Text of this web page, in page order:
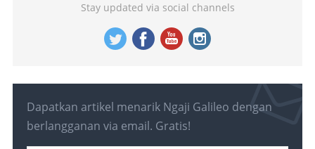
Stay updated via social channels
Dapatkan artikel menarik Ngaji Galileo dengan
berlangganan via email. Gratis!